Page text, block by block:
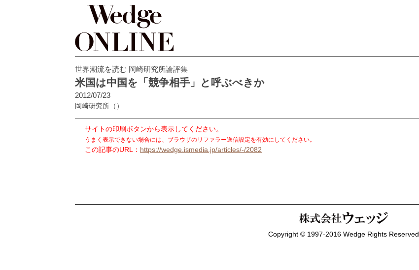
世界潮流を読む 岡崎研究所論評集
米国は中国を「競争相手」と呼ぶべきか
2012/07/23
岡崎研究所 （）
サイトの印刷ボタンから表示してください。
うまく表示できない場合には、ブラウザのリファラー送信設定を有効にしてください。
この記事のURL： https://wedge.ismedia.jp/articles/-/2082
Copyright © 1997-2016 Wedge Rights Reserved